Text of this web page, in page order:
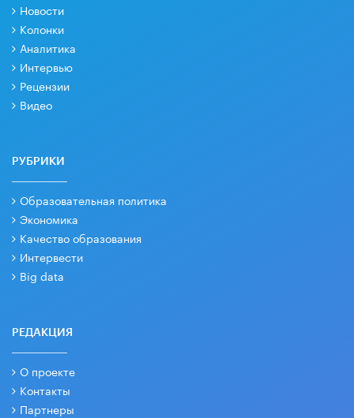
Новости
Колонки
Аналитика
Интервью
Рецензии
Видео
РУБРИКИ
Образовательная политика
Экономика
Качество образования
Интервести
Big data
РЕДАКЦИЯ
О проекте
Контакты
Партнеры